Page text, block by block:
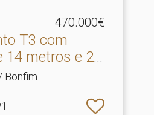
470.000€
T3 com
14 metros e 2
Bonfim